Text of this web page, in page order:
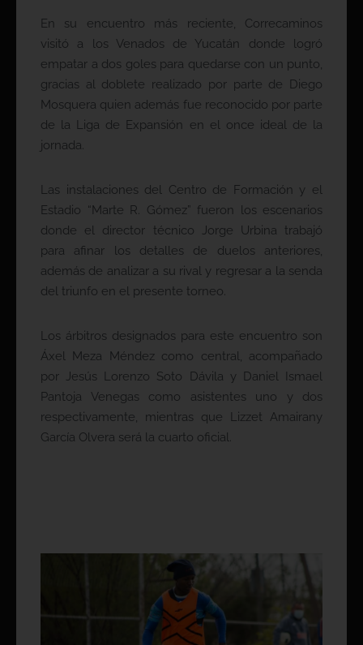
En su encuentro más reciente, Correcaminos
visitó a los Venados de Yucatán donde logró
empatar a dos goles para quedarse con un punto,
gracias al doblete realizado por parte de Diego
Mosquera quien además fue reconocido por parte
de la Liga de Expansión en el once ideal de la
jornada.
Las instalaciones del Centro de Formación y el
Estadio “Marte R. Gómez” fueron los escenarios
donde el director técnico Jorge Urbina trabajó
para afinar los detalles de duelos anteriores,
además de analizar a su rival y regresar a la senda
del triunfo en el presente torneo.
Los árbitros designados para este encuentro son
Áxel Meza Méndez como central, acompañado
por Jesús Lorenzo Soto Dávila y Daniel Ismael
Pantoja Venegas como asistentes uno y dos
respectivamente, mientras que Lizzet Amairany
García Olvera será la cuarto oficial.